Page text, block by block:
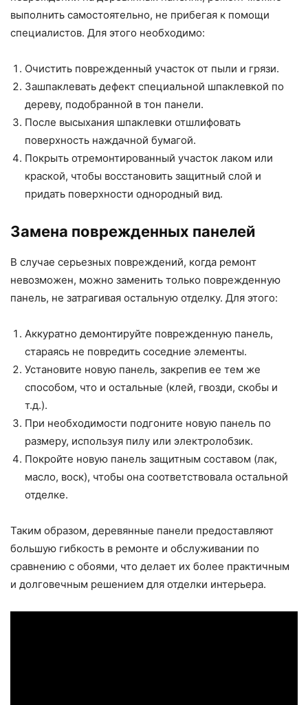
выполнить самостоятельно, не прибегая к помощи
специалистов. Для этого необходимо:
Очистить поврежденный участок от пыли и грязи.
Зашпаклевать дефект специальной шпаклевкой по
дереву, подобранной в тон панели.
После высыхания шпаклевки отшлифовать
поверхность наждачной бумагой.
Покрыть отремонтированный участок лаком или
краской, чтобы восстановить защитный слой и
придать поверхности однородный вид.
Замена поврежденных панелей
В случае серьезных повреждений, когда ремонт
невозможен, можно заменить только поврежденную
панель, не затрагивая остальную отделку. Для этого:
Аккуратно демонтируйте поврежденную панель,
стараясь не повредить соседние элементы.
Установите новую панель, закрепив ее тем же
способом, что и остальные (клей, гвозди, скобы и
т.д.).
При необходимости подгоните новую панель по
размеру, используя пилу или электролобзик.
Покройте новую панель защитным составом (лак,
масло, воск), чтобы она соответствовала остальной
отделке.
Таким образом, деревянные панели предоставляют
большую гибкость в ремонте и обслуживании по
сравнению с обоями, что делает их более практичным
и долговечным решением для отделки интерьера.